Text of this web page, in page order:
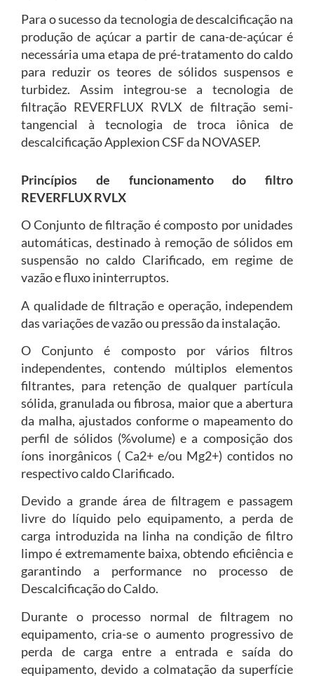
Para o sucesso da tecnologia de descalcificação na
produção de açúcar a partir de cana-de-açúcar é
necessária uma etapa de pré-tratamento do caldo
para reduzir os teores de sólidos suspensos e
turbidez. Assim integrou-se a tecnologia de
filtração REVERFLUX RVLX de filtração semi-
tangencial à tecnologia de troca iônica de
descalcificação Applexion CSF da NOVASEP.
Princípios de funcionamento do filtro
REVERFLUX RVLX
O Conjunto de filtração é composto por unidades
automáticas, destinado à remoção de sólidos em
suspensão no caldo Clarificado, em regime de
vazão e fluxo ininterruptos.
A qualidade de filtração e operação, independem
das variações de vazão ou pressão da instalação.
O Conjunto é composto por vários filtros
independentes, contendo múltiplos elementos
filtrantes, para retenção de qualquer partícula
sólida, granulada ou fibrosa, maior que a abertura
da malha, ajustados conforme o mapeamento do
perfil de sólidos (%volume) e a composição dos
íons inorgânicos ( Ca2+ e/ou Mg2+) contidos no
respectivo caldo Clarificado.
Devido a grande área de filtragem e passagem
livre do líquido pelo equipamento, a perda de
carga introduzida na linha na condição de filtro
limpo é extremamente baixa, obtendo eficiência e
garantindo a performance no processo de
Descalcificação do Caldo.
Durante o processo normal de filtragem no
equipamento, cria-se o aumento progressivo de
perda de carga entre a entrada e saída do
equipamento, devido a colmatação da superfície